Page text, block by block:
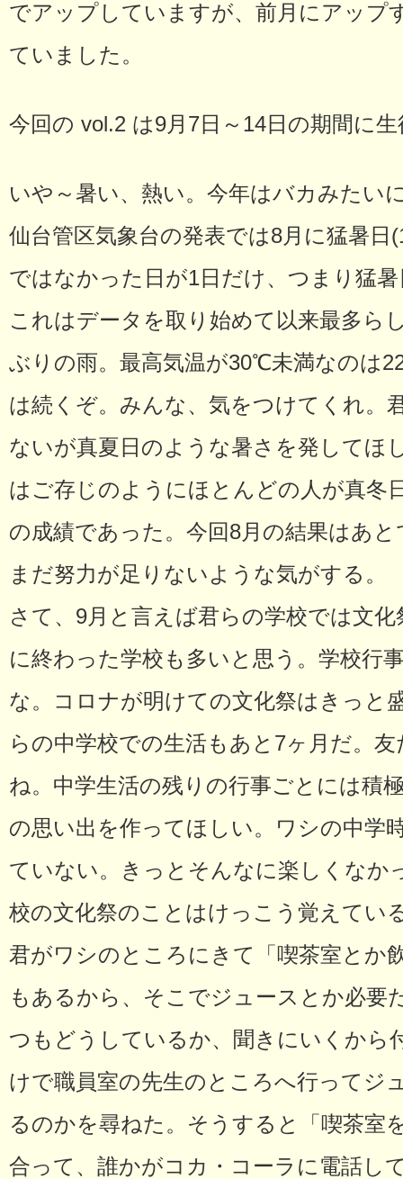
でアップしていますが、前月にアップ
ていました。
今回の vol.2 は9月7日～14日の期間に
いや～暑い、熱い。今年はバカみたい
仙台管区気象台の発表では8月に猛暑
ではなかった日が1日だけ、つまり猛
これはデータを取り始めて以来最多ら
ぶりの雨。最高気温が30℃未満なのは
は続くぞ。みんな、気をつけてくれ。
ないが真夏日のような暑さを発してほ
はご存じのようにほとんどの人が真冬
の成績であった。今回8月の結果はあ
まだ努力が足りないような気がする。
さて、9月と言えば君らの学校では文
に終わった学校も多いと思う。学校行
な。コロナが明けての文化祭はきっと
らの中学校での生活もあと7ヶ月だ。
ね。中学生活の残りの行事ごとには積
の思い出を作ってほしい。ワシの中学
ていない。きっとそんなに楽しくなか
校の文化祭のことはけっこう覚えてい
君がワシのところにきて「喫茶室とか
もあるから、そこでジュースとか必要
つもどうしているか、聞きにいくから
けで職員室の先生のところへ行ってジ
るのかを尋ねた。そうすると「喫茶室
合って、誰かがコカ・コーラに電話し